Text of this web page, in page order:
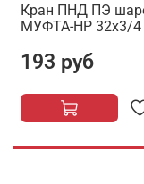
Кран ПНД ПЭ
МУФТА-НР 32х3/4
193 руб